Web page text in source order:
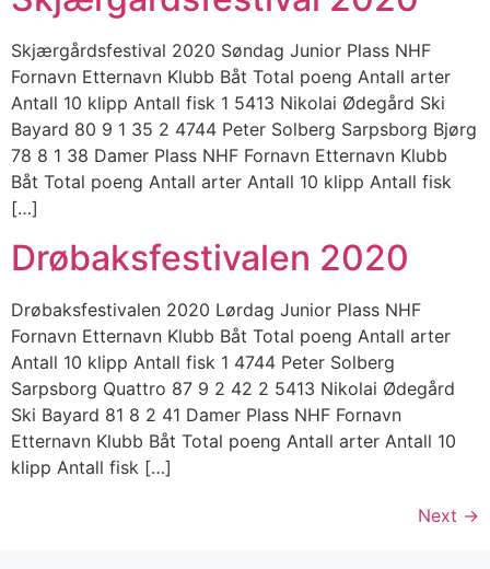
Skjærgårdsfestival 2020 Søndag Junior Plass NHF
Fornavn Etternavn Klubb Båt Total poeng Antall arter
Antall 10 klipp Antall fisk 1 5413 Nikolai Ødegård Ski
Bayard 80 9 1 35 2 4744 Peter Solberg Sarpsborg Bjørg
78 8 1 38 Damer Plass NHF Fornavn Etternavn Klubb
Båt Total poeng Antall arter Antall 10 klipp Antall fisk
[…]
Drøbaksfestivalen 2020
Drøbaksfestivalen 2020 Lørdag Junior Plass NHF
Fornavn Etternavn Klubb Båt Total poeng Antall arter
Antall 10 klipp Antall fisk 1 4744 Peter Solberg
Sarpsborg Quattro 87 9 2 42 2 5413 Nikolai Ødegård
Ski Bayard 81 8 2 41 Damer Plass NHF Fornavn
Etternavn Klubb Båt Total poeng Antall arter Antall 10
klipp Antall fisk […]
Next →